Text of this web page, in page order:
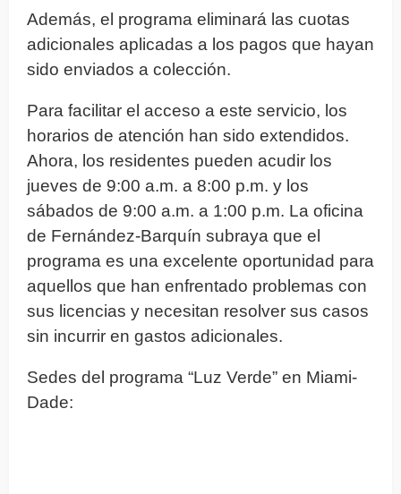
Además, el programa eliminará las cuotas
adicionales aplicadas a los pagos que hayan
sido enviados a colección.
Para facilitar el acceso a este servicio, los
horarios de atención han sido extendidos.
Ahora, los residentes pueden acudir los
jueves de 9:00 a.m. a 8:00 p.m. y los
sábados de 9:00 a.m. a 1:00 p.m. La oficina
de Fernández-Barquín subraya que el
programa es una excelente oportunidad para
aquellos que han enfrentado problemas con
sus licencias y necesitan resolver sus casos
sin incurrir en gastos adicionales.
Sedes del programa “Luz Verde” en Miami-
Dade: